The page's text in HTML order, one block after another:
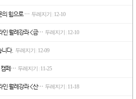
의 힘으로 … 두레지기 12-10
인 월례강좌 <금… 두레지기 12-10
니다. 두레지기 12-09
캠페… 두레지기 11-25
인 월례강좌 <산… 두레지기 11-18